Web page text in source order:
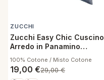
ZUCCHI
Zucchi Easy Chic Cuscino
Arredo in Panamino
Sfoderabile con
Imbottitura 40x40 cm Ring
100% Cotone / Misto Cotone
19,00 €29,00€